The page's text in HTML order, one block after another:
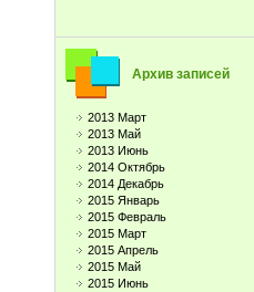
Архив записей
2013 Март
2013 Май
2013 Июнь
2014 Октябрь
2014 Декабрь
2015 Январь
2015 Февраль
2015 Март
2015 Апрель
2015 Май
2015 Июнь